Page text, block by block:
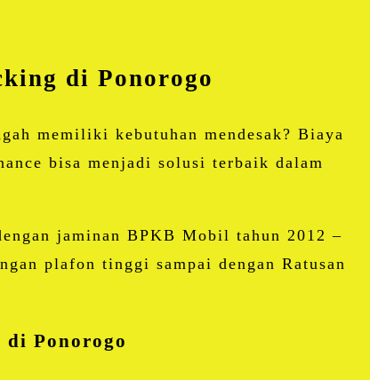
di Ponorogo
memiliki kebutuhan mendesak? Biaya
bisa menjadi solusi terbaik dalam
jaminan BPKB Mobil tahun 2012 –
plafon tinggi sampai dengan Ratusan
Ponorogo